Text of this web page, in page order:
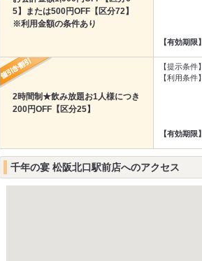
5】または500円OFF【区分72】
※利用金額の条件あり
【有効期限】
2時間制★飲み放題お1人様につき
200円OFF【区分25】
【提示条件】
【利用条件】
【有効期限】
千年の宴 松阪北口駅前店へのアクセス